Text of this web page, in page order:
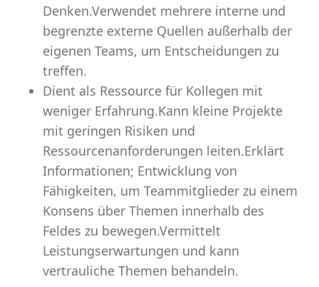
Denken.Verwendet mehrere interne und
begrenzte externe Quellen außerhalb der
eigenen Teams, um Entscheidungen zu
treffen.
Dient als Ressource für Kollegen mit
weniger Erfahrung.Kann kleine Projekte
mit geringen Risiken und
Ressourcenanforderungen leiten.Erklärt
Informationen; Entwicklung von
Fähigkeiten, um Teammitglieder zu einem
Konsens über Themen innerhalb des
Feldes zu bewegen.Vermittelt
Leistungserwartungen und kann
vertrauliche Themen behandeln.